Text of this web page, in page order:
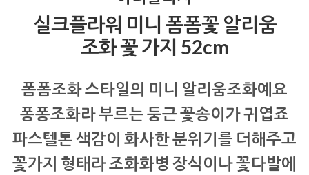
실크플라워 미니 폼폼꽃 알리움
조화 꽃 가지 52cm
폼폼조화 스타일의 미니 알리움조화예요
퐁퐁조화라 부르는 둥근 꽃송이가 귀엽죠
파스텔톤 색감이 화사한 분위기를 더해주고
꽃가지 형태라 조화화병 장식이나 꽃다발에